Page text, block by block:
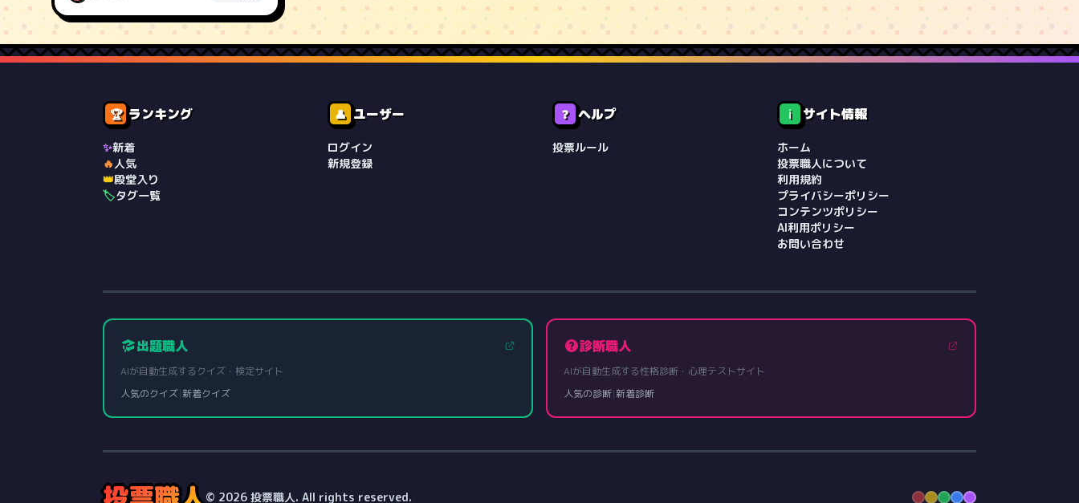
🏆 ランキング
✨新着
🔥人気
👑殿堂入り
🏷️タグ一覧
👤 ユーザー
ログイン
新規登録
❓ ヘルプ
投票ルール
ℹ️ サイト情報
ホーム
投票職人について
利用規約
プライバシーポリシー
コンテンツポリシー
AI利用ポリシー
お問い合わせ
出題職人
AIが自動生成するクイズ・検定サイト
人気のクイズ|新着クイズ
診断職人
AIが自動生成する性格診断・心理テストサイト
人気の診断|新着診断
© 2026 投票職人. All rights reserved.